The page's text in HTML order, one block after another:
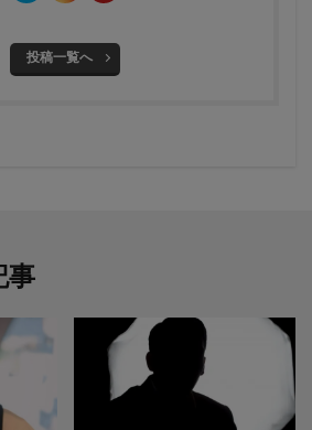
投稿一覧へ
事
post-
" data-layzr="
" class="attachment-
icatch375 size-icatch375 wp-post-
image" alt="" />